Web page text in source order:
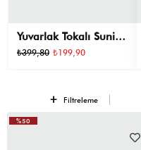
Yuvarlak Tokalı Suni
Deri Kemer Kahve
₺399,80 ₺199,90
Filtreleme
%50